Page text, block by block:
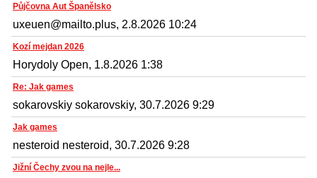
Půjčovna Aut Španělsko
uxeuen@mailto.plus, 2.8.2026 10:24
Kozí mejdan 2026
Horydoly Open, 1.8.2026 1:38
Re: Jak games
sokarovskiy sokarovskiy, 30.7.2026 9:29
Jak games
nesteroid nesteroid, 30.7.2026 9:28
Jižní Čechy zvou na nejle...